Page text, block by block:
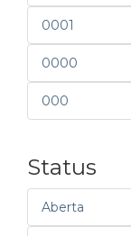
0001
0000
000
Status
Aberta